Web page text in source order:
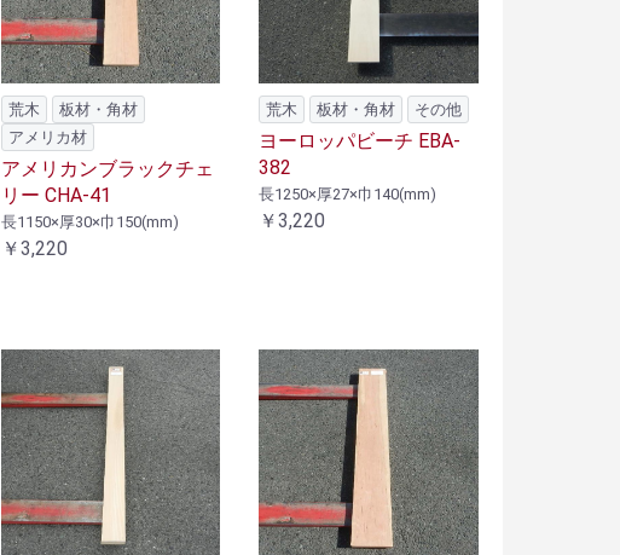
荒木
板材・角材
アメリカ材
アメリカンブラックチェ
リー CHA-41
長1150×厚30×巾150(mm)
￥3,220
荒木 板材・角材 その他
ヨーロッパビーチ EBA-
382
長1250×厚27×巾140(mm)
￥3,220